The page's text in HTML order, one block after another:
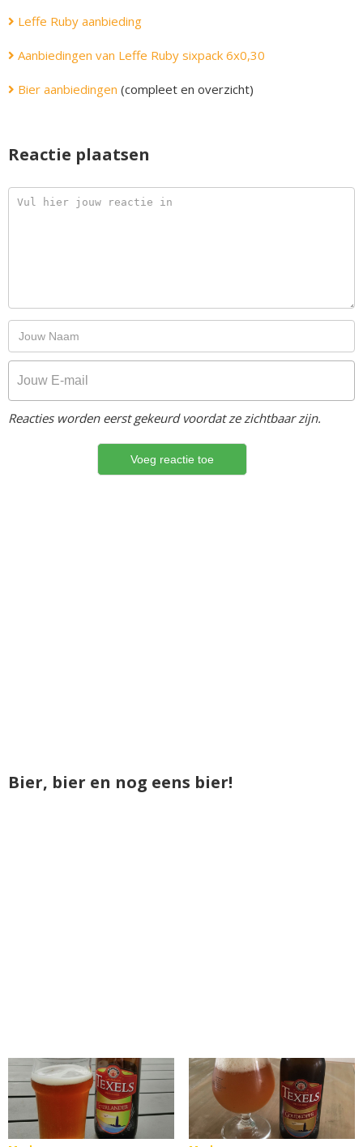
Leffe Ruby aanbieding
Aanbiedingen van Leffe Ruby sixpack 6x0,30
Bier aanbiedingen (compleet en overzicht)
Reactie plaatsen
Reacties worden eerst gekeurd voordat ze zichtbaar zijn.
Bier, bier en nog eens bier!